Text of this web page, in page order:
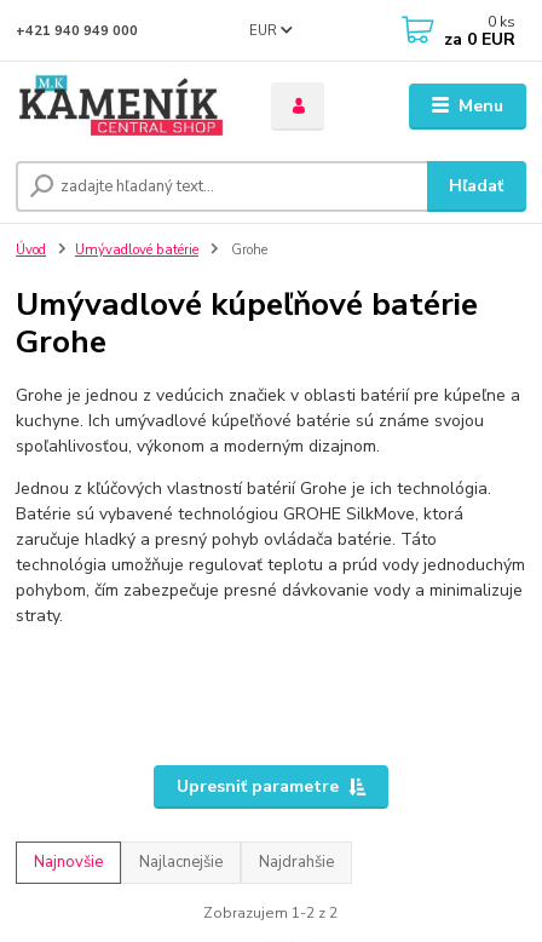
Menu
EUR
Hľadať
+421 940 949 000 0 ks
za 0 EUR
Úvod Umývadlové batérie Grohe
Umývadlové kúpeľňové batérie
Grohe
Grohe je jednou z vedúcich značiek v oblasti batérií pre kúpeľne a
kuchyne. Ich umývadlové kúpeľňové batérie sú známe svojou
spoľahlivosťou, výkonom a moderným dizajnom.
Jednou z kľúčových vlastností batérií Grohe je ich technológia.
Batérie sú vybavené technológiou GROHE SilkMove, ktorá
zaručuje hladký a presný pohyb ovládača batérie. Táto
technológia umožňuje regulovať teplotu a prúd vody jednoduchým
pohybom, čím zabezpečuje presné dávkovanie vody a minimalizuje
straty.
Upresniť parametre
Najnovšie Najlacnejšie Najdrahšie
Zobrazujem 1-2 z 2